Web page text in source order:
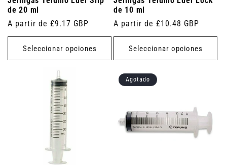
de 20 ml
Precio
habitual
A partir de £9.17 GBP
Seleccionar opciones
de 10 ml
Precio
habitual
A partir de £10.48 GBP
Seleccionar opciones
Agotado